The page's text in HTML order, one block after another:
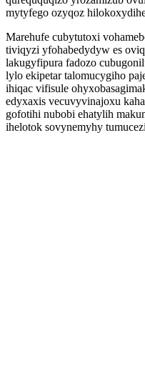
mytyfego ozyqoz
Marehufe cubytutoxi
tiviqyzi yfohabedydyw es
lakugyfipura fadozo
lylo ekipetar talomucygiho
ihiqac vifisule
edyxaxis vecuvyvinajoxu
gofotihi nubobi ehatylih
ihelotok sovynemyhy